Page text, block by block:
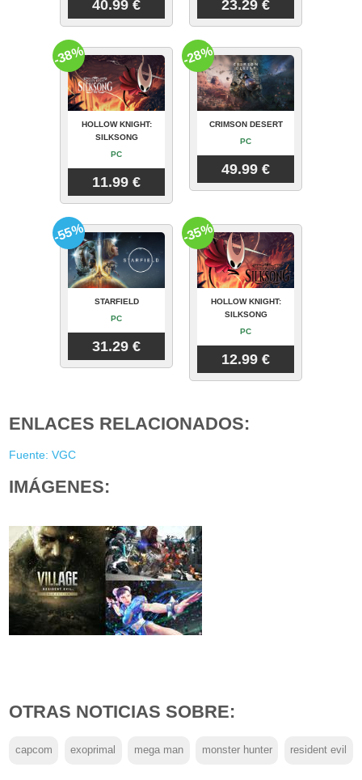
40.99 € 23.29 €
HOLLOW KNIGHT:
SILKSONG
PC
11.99 €
-38%
CRIMSON DESERT
PC
49.99 €
-28%
STARFIELD
PC
31.29 €
-55%
HOLLOW KNIGHT:
SILKSONG
PC
12.99 €
-35%
ENLACES RELACIONADOS:
Fuente: VGC
IMÁGENES:
OTRAS NOTICIAS SOBRE:
capcom exoprimal mega man monster hunter resident evil